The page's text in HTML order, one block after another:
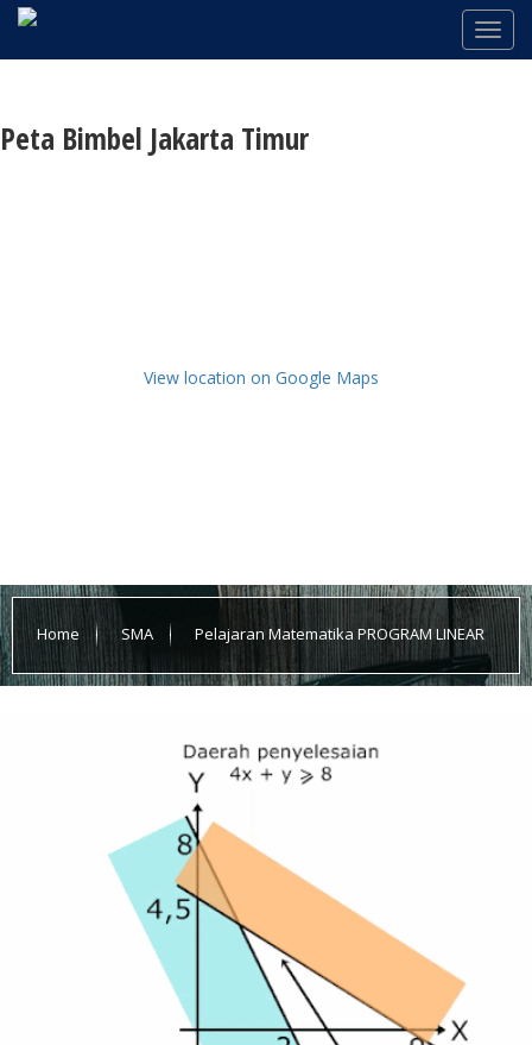
Peta Bimbel Jakarta Timur
View location on Google Maps
Home SMA Pelajaran Matematika PROGRAM LINEAR